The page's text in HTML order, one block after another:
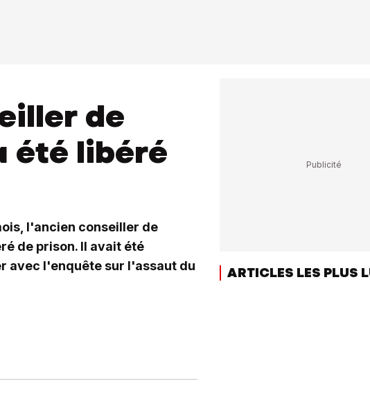
de
été libéré
l'ancien conseiller de
de prison. Il avait été
avec l'enquête sur l'assaut du
ARTICLES LES PLUS